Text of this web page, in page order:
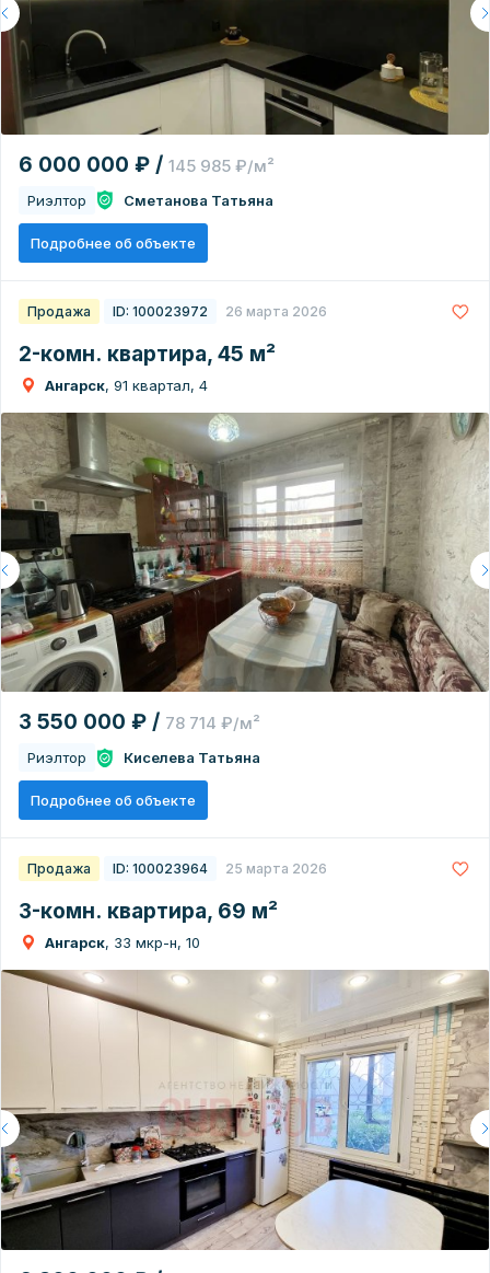
6 000 000 ₽ / 145 985 ₽/м²
Риэлтор Сметанова Татьяна
Подробнее об объекте
Продажа ID: 100023972 26 марта 2026
2-комн. квартира, 45 м²
Ангарск, 91 квартал, 4
3 550 000 ₽ / 78 714 ₽/м²
Риэлтор Киселева Татьяна
Подробнее об объекте
Продажа ID: 100023964 25 марта 2026
3-комн. квартира, 69 м²
Ангарск, 33 мкр-н, 10